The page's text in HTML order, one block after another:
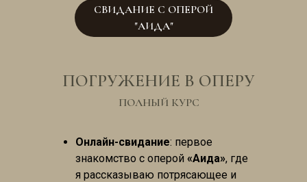
ПОГРУЖЕНИЕ В ОПЕРУ
Онлайн-свидание: первое
знакомство с оперой «Аида», где
я рассказываю потрясающее и
СВИДАНИЕ С ОПЕРОЙ
"АИДА"
ПОЛНЫЙ КУРС